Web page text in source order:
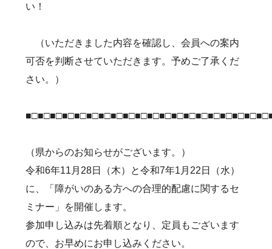
い！
（いただきました内容を確認し、会員への案内
可否を判断させていただきます。予めご了承くだ
さい。）
（県からのお知らせがございます。）
令和6年11月28日（木）と令和7年1月22日（水）
に、「障がいのある方への合理的配慮に関するセ
ミナー」を開催します。
参加申し込みは先着順となり、定員もございます
ので、お早めにお申し込みください。